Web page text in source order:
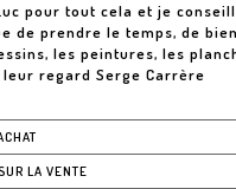
pour tout cela et je
de prendre le temps, de
les peintures, les
regard Serge Carrère
LA VENTE